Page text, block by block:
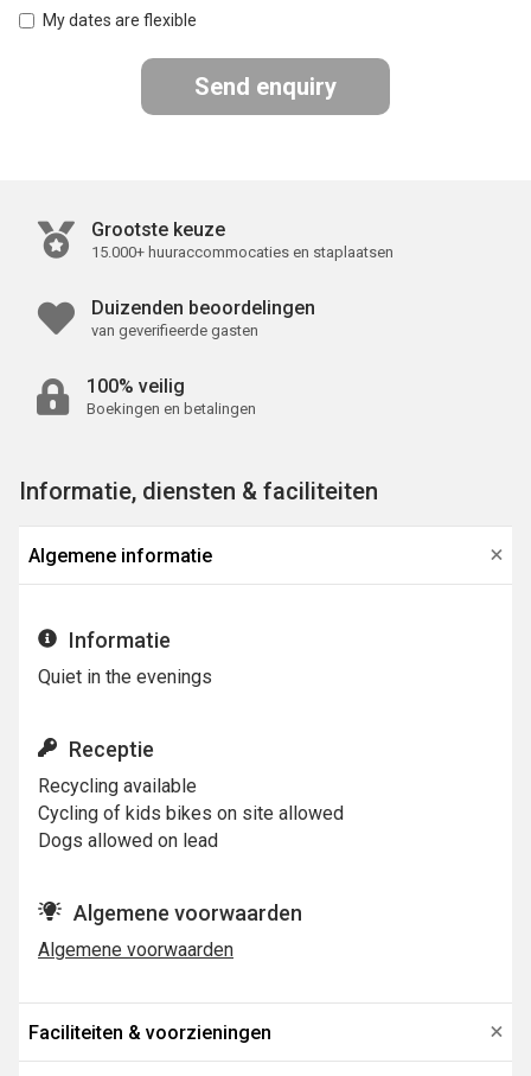
My dates are flexible
Send enquiry
Grootste keuze
15.000+ huuraccommocaties en staplaatsen
Duizenden beoordelingen
van geverifieerde gasten
100% veilig
Boekingen en betalingen
Informatie, diensten & faciliteiten
Algemene informatie
Informatie
Quiet in the evenings
Receptie
Recycling available
Cycling of kids bikes on site allowed
Dogs allowed on lead
Algemene voorwaarden
Algemene voorwaarden
Faciliteiten & voorzieningen